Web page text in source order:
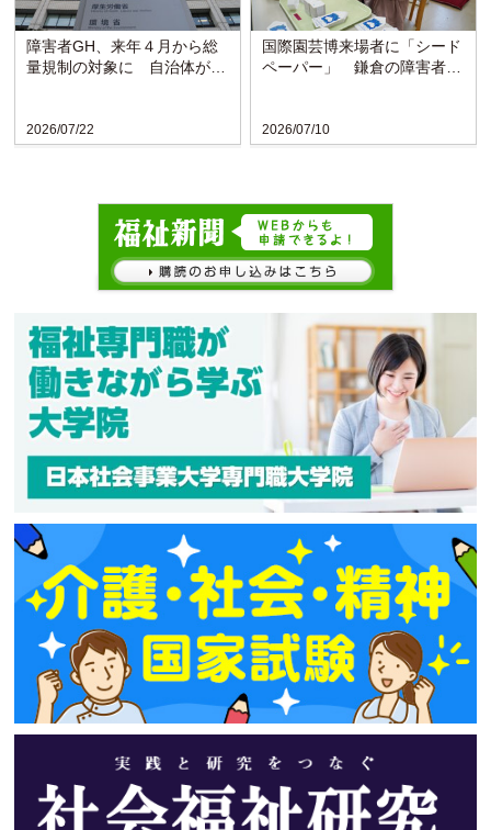
2026/07/22
障害者GH、来年４月から総
量規制の対象に 自治体がサ
2026/07/10
国際園芸博来場者に「シード
ペーパー」 鎌倉の障害者施